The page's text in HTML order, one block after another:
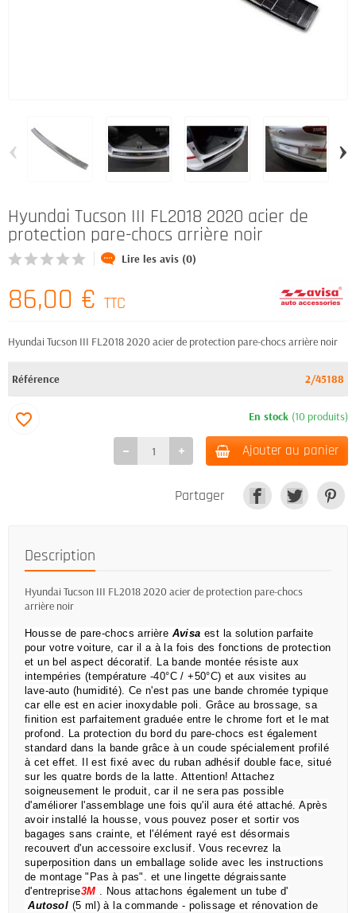
‹ ›
Hyundai Tucson III FL2018 2020 acier de
protection pare-chocs arrière noir
Lire les avis (0)
86,00 € TTC
Hyundai Tucson III FL2018 2020 acier de protection pare-chocs arrière noir
Référence 2/45188
En stock (10 produits)
Ajouter au panier
favorite_border
Partager
Description
Hyundai Tucson III FL2018 2020 acier de protection pare-chocs
arrière noir
Housse de pare-chocs arrière Avisa est la solution parfaite
pour votre voiture, car il a à la fois des fonctions de protection
et un bel aspect décoratif. La bande montée résiste aux
intempéries (température -40°C / +50°C) et aux visites au
lave-auto (humidité). Ce n'est pas une bande chromée typique
car elle est en acier inoxydable poli. Grâce au brossage, sa
finition est parfaitement graduée entre le chrome fort et le mat
profond. La protection du bord du pare-chocs est également
standard dans la bande grâce à un coude spécialement profilé
à cet effet.
Il est fixé avec du ruban adhésif double face, situé
sur les quatre bords de la latte. Attention!Attachez
soigneusement le produit, car il ne sera pas possible
d'améliorer l'assemblage une fois qu'il aura été attaché.Après
avoir installé la housse, vous pouvez poser et sortir vos
bagages sans crainte, et l'élément rayé est désormais
recouvert d'un accessoire exclusif.Vous recevrez la
superposition dans un emballage solide avec les instructions
de montage "Pas à pas". et une lingette dégraissante
d'entreprise3M . Nous attachons également un tube d'
Autosol (5 ml) à la commande - polissage et rénovation de